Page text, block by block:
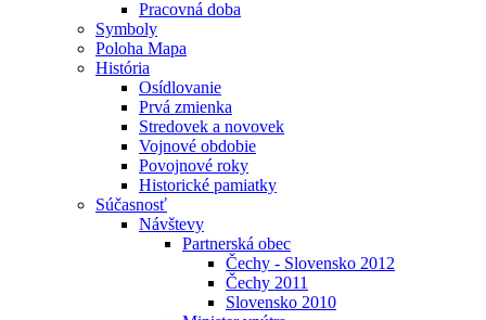
Pracovná doba
Symboly
Poloha Mapa
História
Osídlovanie
Prvá zmienka
Stredovek a novovek
Vojnové obdobie
Povojnové roky
Historické pamiatky
Súčasnosť
Návštevy
Partnerská obec
Čechy - Slovensko 2012
Čechy 2011
Slovensko 2010